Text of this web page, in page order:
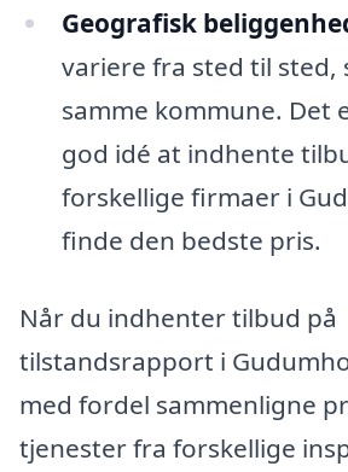
Geografisk
variere fra sted til sted,
samme kommune. Det
god idé at indhente
forskellige firmaer i
finde den bedste pris.
Når du indhenter tilbud på
tilstandsrapport i
med fordel sammenligne
tjenester fra forskellige